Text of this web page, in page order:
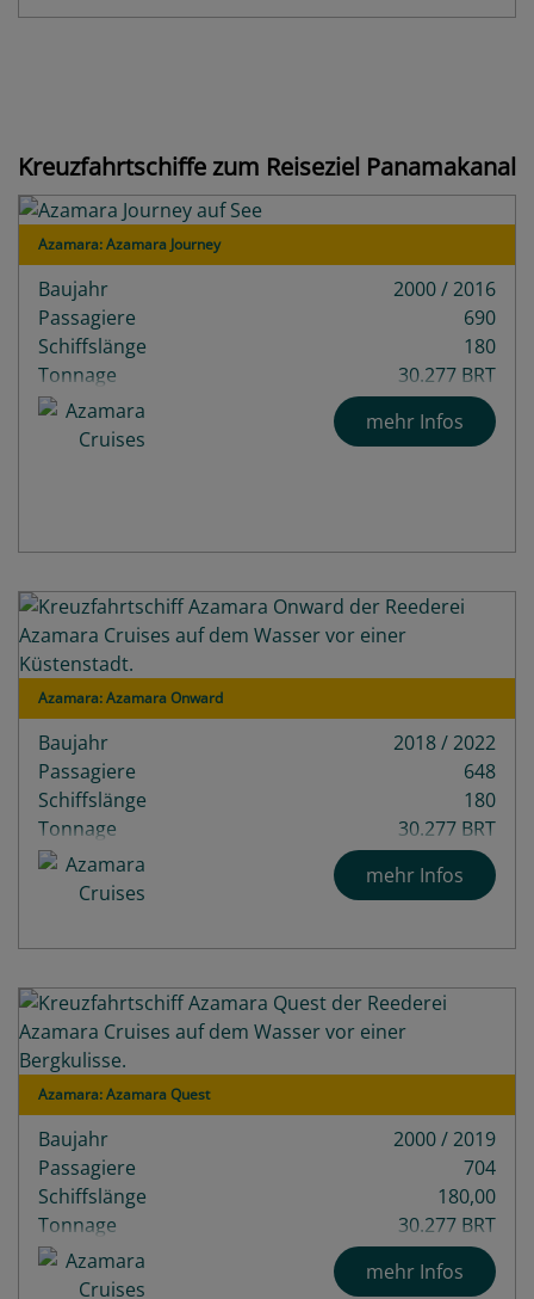
Kreuzfahrtschiffe zum Reiseziel Panamakanal
Azamara: Azamara Journey
Baujahr
2000 / 2016
Passagiere
690
Schiffslänge
180
Tonnage
30.277 BRT
Decks
9
mehr Infos
Azamara: Azamara Onward
Baujahr
2018 / 2022
Passagiere
648
Schiffslänge
180
Tonnage
30.277 BRT
Decks
9
mehr Infos
Azamara: Azamara Quest
Baujahr
2000 / 2019
Passagiere
704
Schiffslänge
180,00
Tonnage
30.277 BRT
Decks
9
mehr Infos